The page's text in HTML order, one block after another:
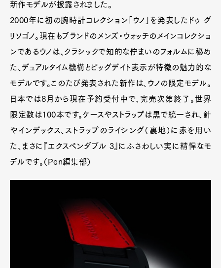
新作モデルが披露されました。
2000年に初の腕時計コレクション「ウノ」を発表したドゥ グ
リソゴノ。現在もブランドのメンズ・ウォッチのメインコレクショ
ンであるウノは、クラシックで知的な佇まいのフォルムに秘め
た、デュアルタイム機構とビッグデイト表示が特徴の魅力的な
モデルです。このたび発表された新作は、ウノの限定モデル。
日本では8月から現在予約受付中で、完売次第終了。世界
限定数は100本です。ケースやストラップは黒で統一され、針
やインデックス、ストラップのライシング（裏地）に赤を用い
た、まさに『エクスペンダブル 3』にふさわしい実に精悍なモ
デルです。（Pen編集部）